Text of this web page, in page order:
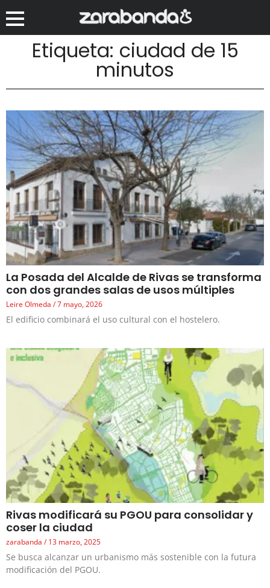
Etiqueta: ciudad de 15
minutos
La Posada del Alcalde de Rivas se transforma
con dos grandes salas de usos múltiples
Leire Olmeda 7 mayo, 2026
El edificio combinará el uso cultural con el hostelero.
Rivas modificará su PGOU para consolidar y
coser la ciudad
zarabanda 13 marzo, 2025
Se busca alcanzar un urbanismo más sostenible con la futura
modificación del PGOU.